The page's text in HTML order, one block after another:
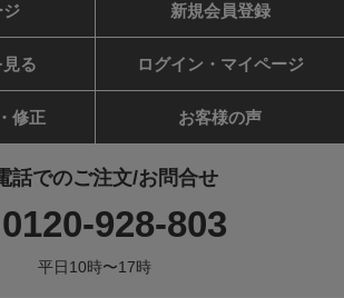
ジ 新規会員登録
る ログイン・マイページ
修正 お客様の声
話でのご注文/お問合せ
0120-928-803
平日10時〜17時